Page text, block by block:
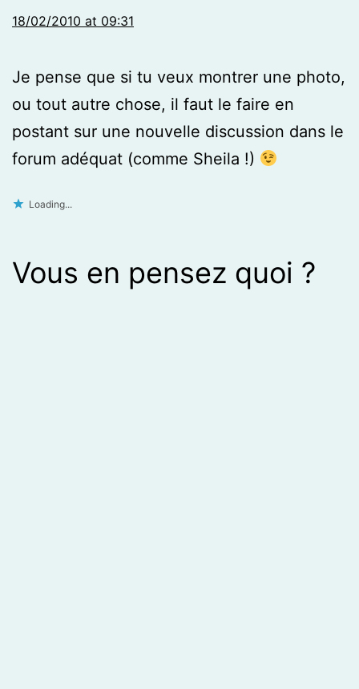
18/02/2010 at 09:31
Je pense que si tu veux montrer une photo,
ou tout autre chose, il faut le faire en
postant sur une nouvelle discussion dans le
forum adéquat (comme Sheila !)
Loading...
Vous en pensez quoi ?